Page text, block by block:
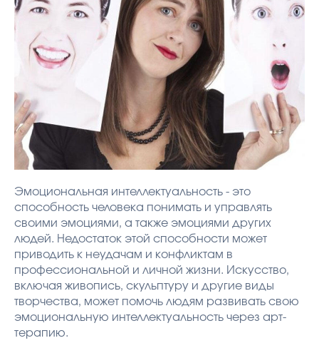
Эмоциональная интеллектуальность - это
способность человека понимать и управлять
своими эмоциями, а также эмоциями других
людей. Недостаток этой способности может
приводить к неудачам и конфликтам в
профессиональной и личной жизни. Искусство,
включая живопись, скульптуру и другие виды
творчества, может помочь людям развивать свою
эмоциональную интеллектуальность через арт-
терапию.